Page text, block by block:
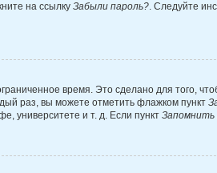
на ссылку Забыли пароль?. Следуйте
время. Это сделано для того,
раз, вы можете отметить флажком пункт
университете и т. д. Если пункт Запомнить